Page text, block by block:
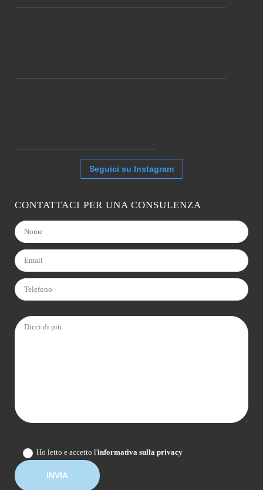
Seguici su Instagram
CONTATTACI PER UNA CONSULENZA
Ho letto e accetto l'informativa sulla privacy